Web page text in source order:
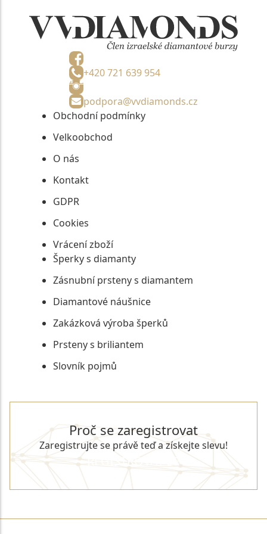
+420 721 639 954
podpora@vvdiamonds.cz
Obchodní podmínky
Velkoobchod
O nás
Kontakt
GDPR
Cookies
Vrácení zboží
Šperky s diamanty
Zásnubní prsteny s diamantem
Diamantové náušnice
Zakázková výroba šperků
Prsteny s briliantem
Slovník pojmů
Proč se zaregistrovat
Zaregistrujte se právě teď a získejte slevu!
REGISTROVAT SE